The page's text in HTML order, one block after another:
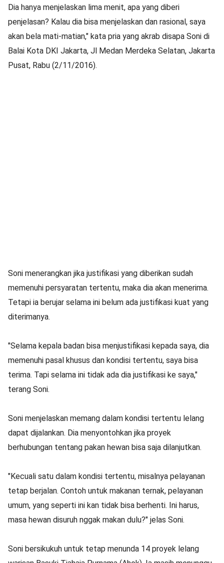
Dia hanya menjelaskan lima menit, apa yang diberi
penjelasan? Kalau dia bisa menjelaskan dan rasional, saya
akan bela mati-matian," kata pria yang akrab disapa Soni di
Balai Kota DKI Jakarta, Jl Medan Merdeka Selatan, Jakarta
Pusat, Rabu (2/11/2016).
Soni menerangkan jika justifikasi yang diberikan sudah
memenuhi persyaratan tertentu, maka dia akan menerima.
Tetapi ia berujar selama ini belum ada justifikasi kuat yang
diterimanya.
"Selama kepala badan bisa menjustifikasi kepada saya, dia
memenuhi pasal khusus dan kondisi tertentu, saya bisa
terima. Tapi selama ini tidak ada dia justifikasi ke saya,"
terang Soni.
Soni menjelaskan memang dalam kondisi tertentu lelang
dapat dijalankan. Dia menyontohkan jika proyek
berhubungan tentang pakan hewan bisa saja dilanjutkan.
"Kecuali satu dalam kondisi tertentu, misalnya pelayanan
tetap berjalan. Contoh untuk makanan ternak, pelayanan
umum, yang seperti ini kan tidak bisa berhenti. Ini harus,
masa hewan disuruh nggak makan dulu?" jelas Soni.
Soni bersikukuh untuk tetap menunda 14 proyek lelang